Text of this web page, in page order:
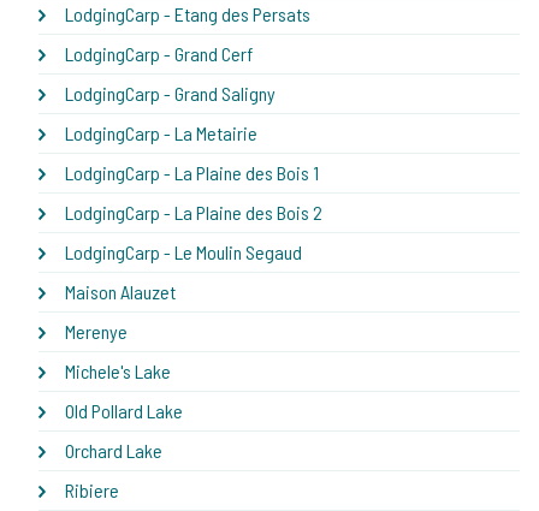
LodgingCarp - Etang des Persats
LodgingCarp - Grand Cerf
LodgingCarp - Grand Saligny
LodgingCarp - La Metairie
LodgingCarp - La Plaine des Bois 1
LodgingCarp - La Plaine des Bois 2
LodgingCarp - Le Moulin Segaud
Maison Alauzet
Merenye
Michele's Lake
Old Pollard Lake
Orchard Lake
Ribiere